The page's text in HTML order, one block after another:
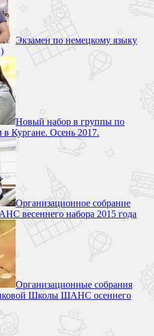
Экзамен по немецкому языку
Новый набор в группы по
Кургане. Осень 2017.
Организационное собрание
весеннего набора 2015 года
Организационные собрания
Школы ШАНС осеннего